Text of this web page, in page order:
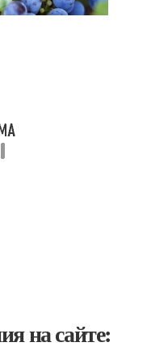
на сайте: